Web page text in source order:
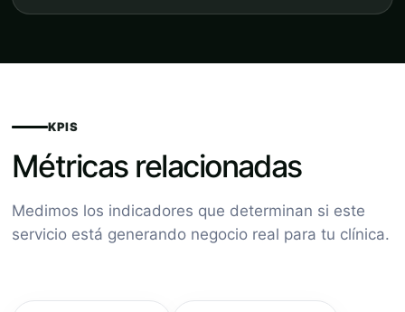
KPIS
Métricas relacionadas
Medimos los indicadores que determinan si este
servicio está generando negocio real para tu clínica.